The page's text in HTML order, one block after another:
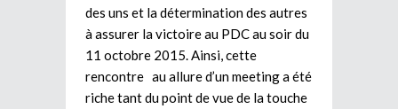
des uns et la détermination des autres
à assurer la victoire au PDC au soir du
11 octobre 2015. Ainsi, cette
rencontre au allure d’un meeting a été
riche tant du point de vue de la touche